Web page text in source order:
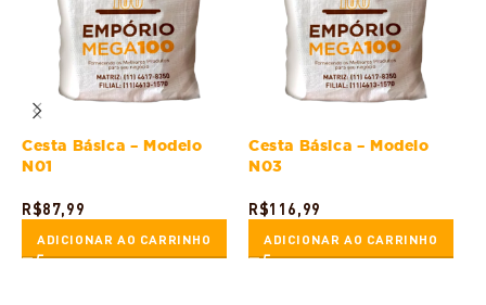
Cesta Básica – Modelo
N01
R$87,99
ADICIONAR AO CARRINHO
Cesta Básica – Modelo
N03
R$116,99
ADICIONAR AO CARRINHO